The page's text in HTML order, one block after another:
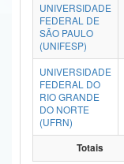
Banco Central do Brasil
UNIVERSIDADE
FEDERAL DE
SÃO PAULO
(UNIFESP)
UNIVERSIDADE
FEDERAL DO
RIO GRANDE
DO NORTE
(UFRN)
Totais